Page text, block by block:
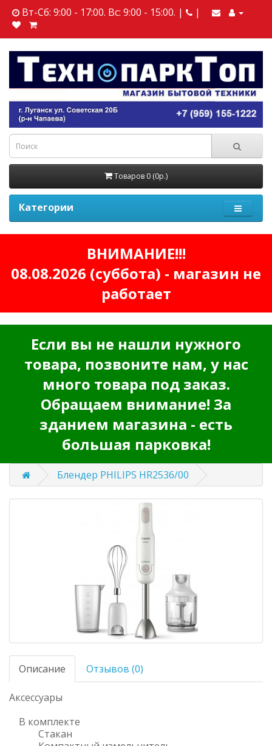
Вт-Сб: 9:00 - 17:00. Вс: 9:00 - 15:00. | |
Товаров 0 (0р.)
Категории
ВНИМАНИЕ!!!
08.08.2026 (суббота) - магазин не
работает
Если вы не нашли нужного
товара, позвоните нам, у нас
много товара под заказ.
Обращаем внимание! За
зданием магазина - есть
большая парковка!
Блендер PHILIPS HR2536/00
Описание Отзывов (0)
Аксессуары
В комплекте
Стакан